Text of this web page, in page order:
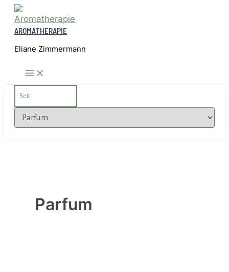
Zum
Inhalt
springen
AROMATHERAPIE
Eliane Zimmermann
for:
Kategorien
Parfum